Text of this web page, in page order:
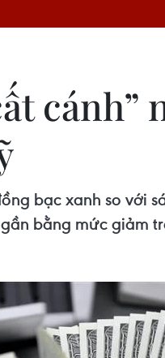
bạc xanh so với
bằng mức giảm